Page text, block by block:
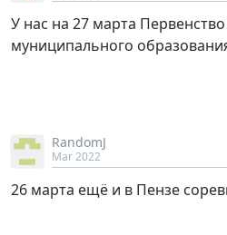
У нас на 27 марта
муниципального
RandomJ
Mar 2022
26 марта ещё и в Пензе